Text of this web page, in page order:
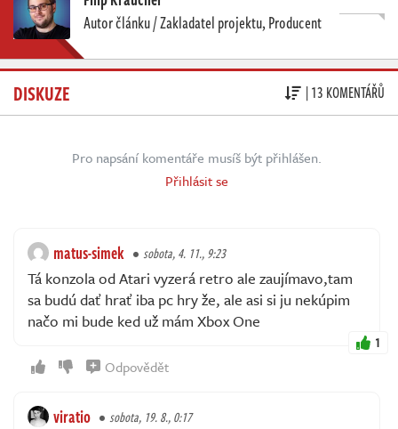
Autor článku / Zakladatel projektu, Producent
DISKUZE | 13 KOMENTÁŘŮ
Pro napsání komentáře musíš být přihlášen.
Přihlásit se
matus-simek sobota, 4. 11., 9:23
Tá konzola od Atari vyzerá retro ale zaujímavo,tam
sa budú dať hrať iba pc hry že, ale asi si ju nekúpim
načo mi bude ked už mám Xbox One
1
Odpovědět
viratio sobota, 19. 8., 0:17